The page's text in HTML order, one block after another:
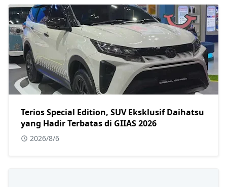
Terios Special Edition, SUV Eksklusif Daihatsu
yang Hadir Terbatas di GIIAS 2026
2026/8/6